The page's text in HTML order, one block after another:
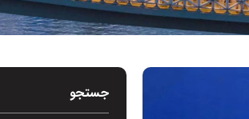
جستجو